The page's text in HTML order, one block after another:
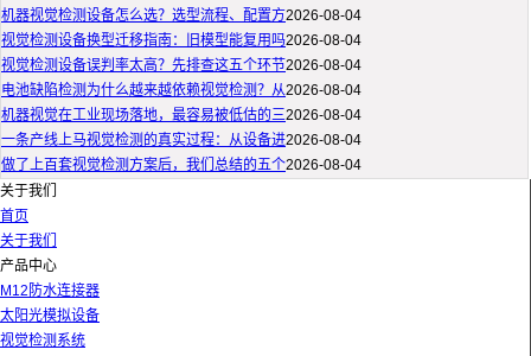
机器视觉检测设备怎么选？选型流程、配置方2026-08-04
视觉检测设备换型迁移指南：旧模型能复用吗2026-08-04
视觉检测设备误判率太高？先排查这五个环节2026-08-04
电池缺陷检测为什么越来越依赖视觉检测？从2026-08-04
机器视觉在工业现场落地，最容易被低估的三2026-08-04
一条产线上马视觉检测的真实过程：从设备进2026-08-04
做了上百套视觉检测方案后，我们总结的五个2026-08-04
关于我们
首页
关于我们
产品中心
M12防水连接器
太阳光模拟设备
视觉检测系统